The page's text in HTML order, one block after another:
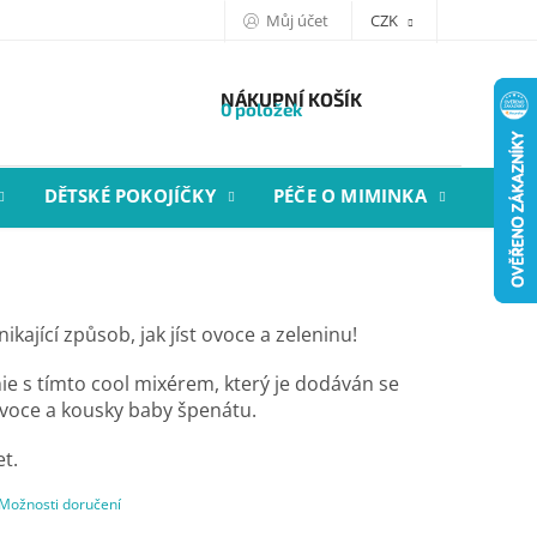
Můj účet CZK
NÁKUPNÍ KOŠÍK
0 položek
DĚTSKÉ POKOJÍČKY PÉČE O MIMINKA
doručení
způsob, jak jíst ovoce a zeleninu!
s tímto cool mixérem, který je dodáván se
a kousky baby špenátu.